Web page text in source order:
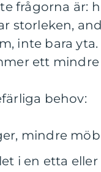
frågorna är:
storleken,
inte bara
ett
behov:
mindre
i en etta